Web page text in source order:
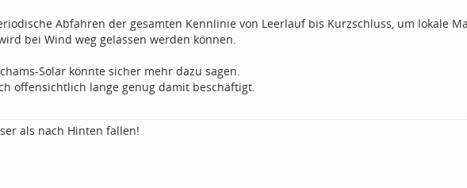
Abfahren der gesamten Kennlinie von Leerlauf bis Kurzschluss, um lokale
bei Wind weg gelassen werden können.
Solar könnte sicher mehr dazu sagen.
offensichtlich lange genug damit beschäftigt.
als nach Hinten fallen!